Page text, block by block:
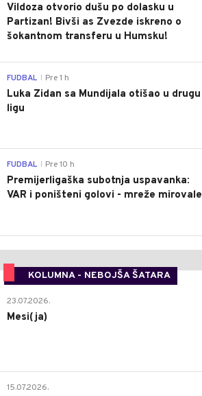
Vildoza otvorio dušu po dolasku u
Partizan! Bivši as Zvezde iskreno o
šokantnom transferu u Humsku!
FUDBAL Pre 1 h
Luka Zidan sa Mundijala otišao u drugu
ligu
FUDBAL Pre 10 h
Premijerligaška subotnja uspavanka:
VAR i poništeni golovi - mreže mirovale
KOLUMNA - NEBOJŠA ŠATARA
23.07.2026.
Mesi(ja)
15.07.2026.